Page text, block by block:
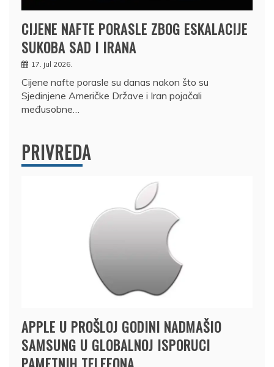
CIJENE NAFTE PORASLE ZBOG ESKALACIJE
SUKOBA SAD I IRANA
17. jul 2026.
Cijene nafte porasle su danas nakon što su
Sjedinjene Američke Države i Iran pojačali
međusobne…
PRIVREDA
APPLE U PROŠLOJ GODINI NADMAŠIO
SAMSUNG U GLOBALNOJ ISPORUCI